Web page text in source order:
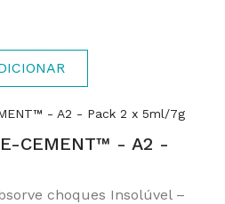
CEMENT™ - A2 -
choques Insolúvel –